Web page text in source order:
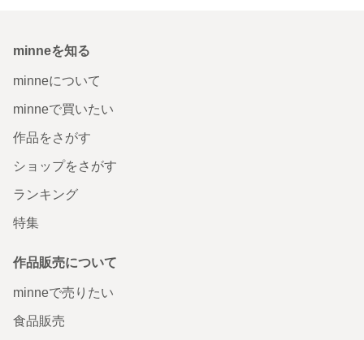
minneを知る
minneについて
minneで買いたい
作品をさがす
ショップをさがす
ランキング
特集
作品販売について
minneで売りたい
食品販売